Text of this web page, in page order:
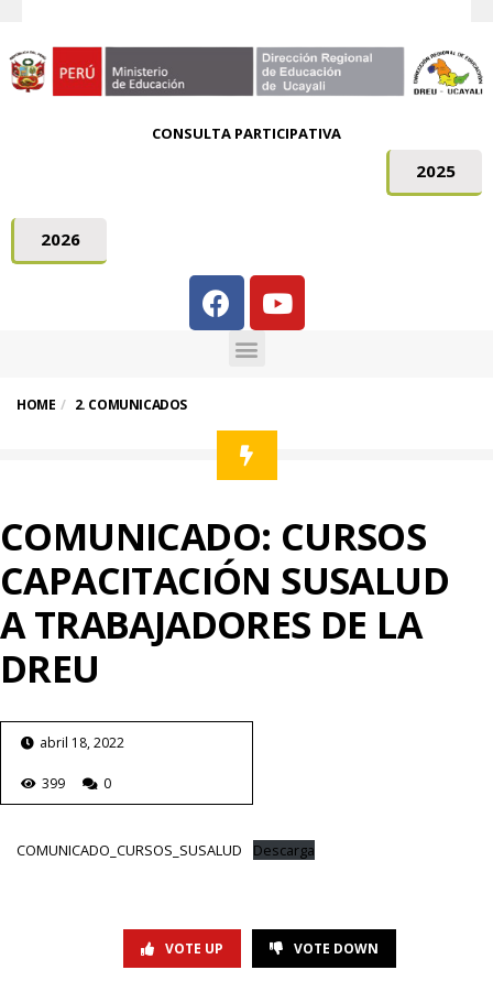
CONSULTA PARTICIPATIVA
2025
2026
HOME 2. COMUNICADOS
COMUNICADO: CURSOS
CAPACITACIÓN SUSALUD
A TRABAJADORES DE LA
DREU
abril 18, 2022
399 0
COMUNICADO_CURSOS_SUSALUD Descarga
VOTE UP VOTE DOWN